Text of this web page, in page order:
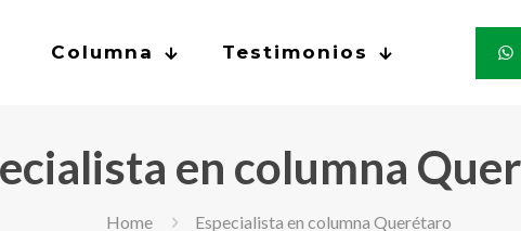
Columna Testimonios
en columna
Home Especialista en columna Querétaro